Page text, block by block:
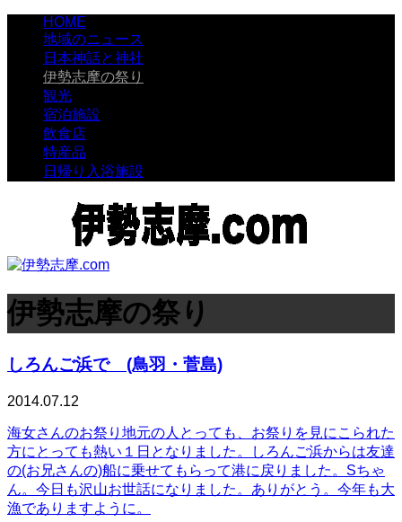
HOME
地域のニュース
日本神話と神社
伊勢志摩の祭り
観光
宿泊施設
飲食店
特産品
日帰り入浴施設
伊勢志摩の祭り
しろんご浜で (鳥羽・菅島)
2014.07.12
海女さんのお祭り地元の人とっても、お祭りを見にこられた
方にとっても熱い１日となりました。しろんご浜からは友達
の(お兄さんの)船に乗せてもらって港に戻りました。Sちゃ
ん。今日も沢山お世話になりました。ありがとう。今年も大
漁でありますように。